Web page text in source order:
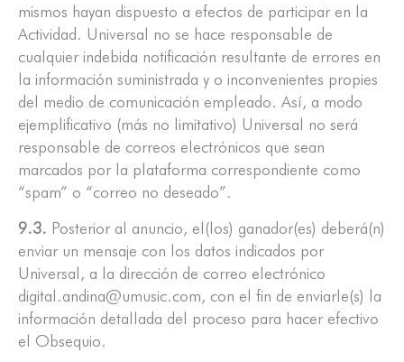
mismos hayan dispuesto a efectos de participar en la
Actividad. Universal no se hace responsable de
cualquier indebida notificación resultante de errores en
la información suministrada y o inconvenientes propies
del medio de comunicación empleado. Así, a modo
ejemplificativo (más no limitativo) Universal no será
responsable de correos electrónicos que sean
marcados por la plataforma correspondiente como
“spam” o “correo no deseado”.
9.3. Posterior al anuncio, el(los) ganador(es) deberá(n)
enviar un mensaje con los datos indicados por
Universal, a la dirección de correo electrónico
digital.andina@umusic.com, con el fin de enviarle(s) la
información detallada del proceso para hacer efectivo
el Obsequio.